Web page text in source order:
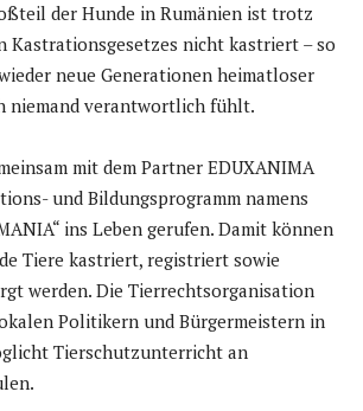
der Hunde in Rumänien ist trotz
Kastrationsgesetzes nicht kastriert – so
neue Generationen heimatloser
niemand verantwortlich fühlt.
mit dem Partner EDUXANIMA
und Bildungsprogramm namens
ins Leben gerufen. Damit können
Tiere kastriert, registriert sowie
werden. Die Tierrechtsorganisation
Politikern und Bürgermeistern in
Tierschutzunterricht an